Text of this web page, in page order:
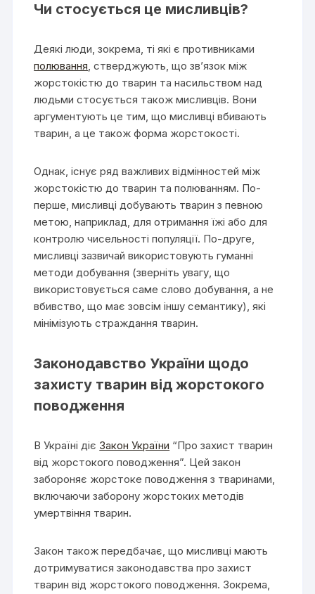
Чи стосується це мисливців?
Деякі люди, зокрема, ті які є противниками
полювання, стверджують, що зв’язок між
жорстокістю до тварин та насильством над
людьми стосується також мисливців. Вони
аргументують це тим, що мисливці вбивають
тварин, а це також форма жорстокості.
Однак, існує ряд важливих відмінностей між
жорстокістю до тварин та полюванням. По-
перше, мисливці добувають тварин з певною
метою, наприклад, для отримання їжі або для
контролю чисельності популяції. По-друге,
мисливці зазвичай використовують гуманні
методи добування (зверніть увагу, що
використовується саме слово добування, а не
вбивство, що має зовсім іншу семантику), які
мінімізують страждання тварин.
Законодавство України щодо
захисту тварин від жорстокого
поводження
В Україні діє Закон України “Про захист тварин
від жорстокого поводження”. Цей закон
забороняє жорстоке поводження з тваринами,
включаючи заборону жорстоких методів
умертвіння тварин.
Закон також передбачає, що мисливці мають
дотримуватися законодавства про захист
тварин від жорстокого поводження. Зокрема,